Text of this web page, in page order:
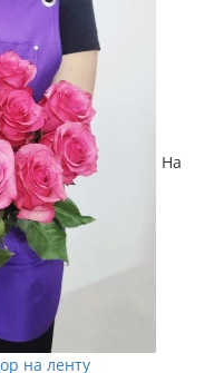
На
на ленту